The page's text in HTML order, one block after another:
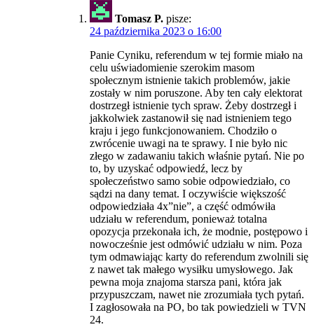
Tomasz P. pisze:
24 października 2023 o 16:00
Panie Cyniku, referendum w tej formie miało na
celu uświadomienie szerokim masom
społecznym istnienie takich problemów, jakie
zostały w nim poruszone. Aby ten cały elektorat
dostrzegł istnienie tych spraw. Żeby dostrzegł i
jakkolwiek zastanowił się nad istnieniem tego
kraju i jego funkcjonowaniem. Chodziło o
zwrócenie uwagi na te sprawy. I nie było nic
złego w zadawaniu takich właśnie pytań. Nie po
to, by uzyskać odpowiedź, lecz by
społeczeństwo samo sobie odpowiedziało, co
sądzi na dany temat. I oczywiście większość
odpowiedziała 4x”nie”, a część odmówiła
udziału w referendum, ponieważ totalna
opozycja przekonała ich, że modnie, postępowo i
nowocześnie jest odmówić udziału w nim. Poza
tym odmawiając karty do referendum zwolnili się
z nawet tak małego wysiłku umysłowego. Jak
pewna moja znajoma starsza pani, która jak
przypuszczam, nawet nie zrozumiała tych pytań.
I zagłosowała na PO, bo tak powiedzieli w TVN
24.